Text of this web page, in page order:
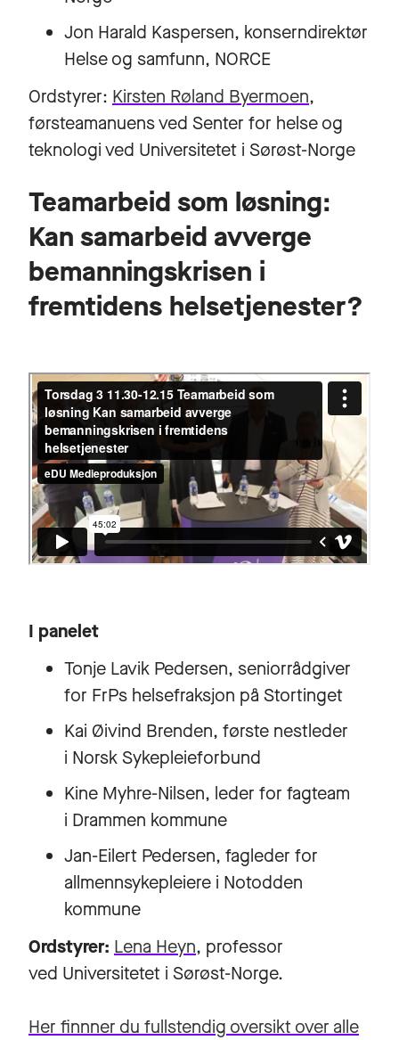
Jon Harald Kaspersen, konserndirektør
Helse og samfunn, NORCE
Ordstyrer: Kirsten Røland Byermoen,
førsteamanuens ved Senter for helse og
teknologi ved Universitetet i Sørøst-Norge
Teamarbeid som løsning:
Kan samarbeid avverge
bemanningskrisen i
fremtidens helsetjenester?
I panelet
Tonje Lavik Pedersen, seniorrådgiver
for FrPs helsefraksjon på Stortinget
Kai Øivind Brenden, første nestleder
i Norsk Sykepleieforbund
Kine Myhre-Nilsen, leder for fagteam
i Drammen kommune
Jan-Eilert Pedersen, fagleder for
allmennsykepleiere i Notodden
kommune
Ordstyrer: Lena Heyn, professor
ved Universitetet i Sørøst-Norge.
Her finnner du fullstendig oversikt over alle